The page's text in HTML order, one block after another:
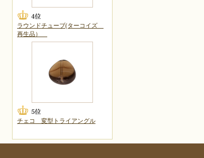
ラウンドチューブ(ターコイズ
再生品）
チェコ 変型トライアングル